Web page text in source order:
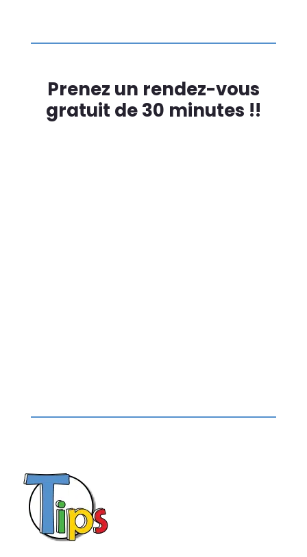
Prenez un rendez-vous
gratuit de 30 minutes !!